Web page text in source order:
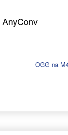
OGG na